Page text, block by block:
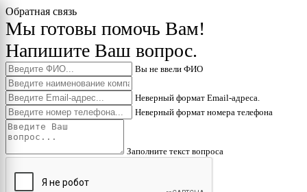
Обратная связь
Мы готовы помочь Вам!
Напишите Ваш вопрос.
Вы не ввели ФИО
Неверный формат Email-адреса.
Неверный формат номера телефона
Заполните текст вопроса